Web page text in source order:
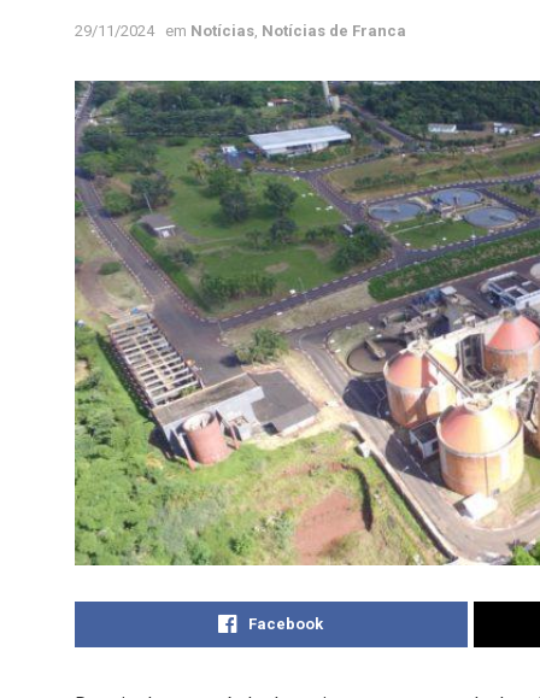
29/11/2024 em Notícias, Notícias de Franca
Facebook